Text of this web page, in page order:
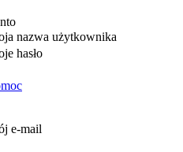
nazwa użytkownika
hasło
e-mail